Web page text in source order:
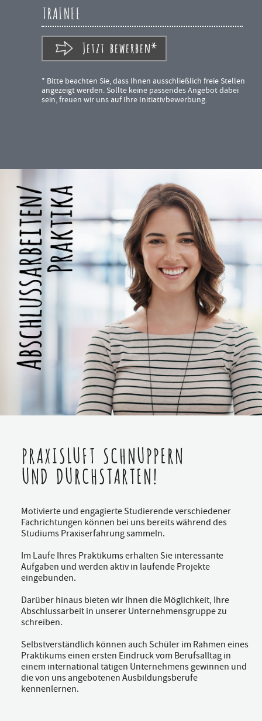
TRAINEE
Jetzt bewerben*
* Bitte beachten Sie, dass Ihnen ausschließlich freie Stellen
angezeigt werden. Sollte keine passendes Angebot dabei
sein, freuen wir uns auf Ihre Initiativbewerbung.
PRAXISLUFT SCHNUPPERN
UND DURCHSTARTEN!
Motivierte und engagierte Studierende verschiedener
Fachrichtungen können bei uns bereits während des
Studiums Praxiserfahrung sammeln.
Im Laufe Ihres Praktikums erhalten Sie interessante
Aufgaben und werden aktiv in laufende Projekte
eingebunden.
Darüber hinaus bieten wir Ihnen die Möglichkeit, Ihre
Abschlussarbeit in unserer Unternehmensgruppe zu
schreiben.
Selbstverständlich können auch Schüler im Rahmen eines
Praktikums einen ersten Eindruck vom Berufsalltag in
einem international tätigen Unternehmens gewinnen und
die von uns angebotenen Ausbildungsberufe
kennenlernen.